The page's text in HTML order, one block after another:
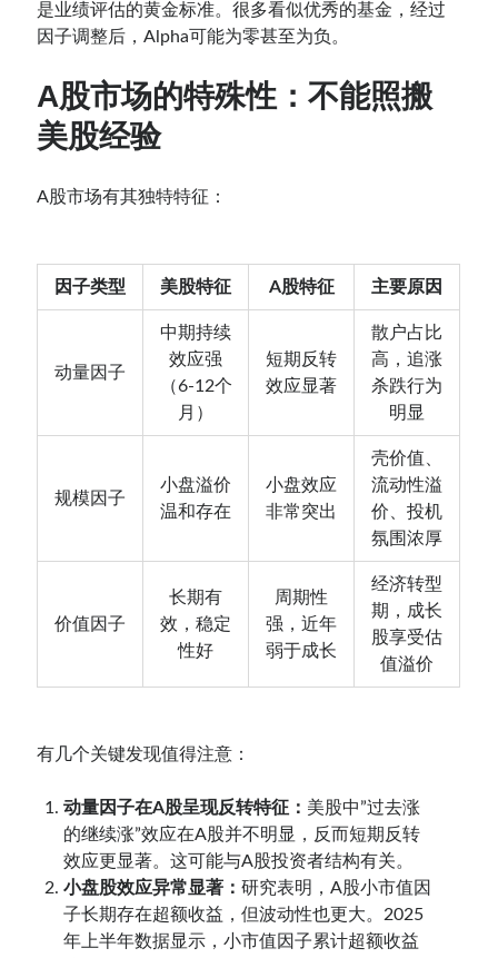
是业绩评估的黄金标准。很多看似优秀的基金，经过
因子调整后，Alpha可能为零甚至为负。
A股市场的特殊性：不能照搬
美股经验
A股市场有其独特特征：
因子类型 美股特征 A股特征 主要原因
动量因子
中期持续
效应强
（6-12个
月）
短期反转
效应显著
散户占比
高，追涨
杀跌行为
明显
规模因子
小盘溢价
温和存在
小盘效应
非常突出
壳价值、
流动性溢
价、投机
氛围浓厚
价值因子
长期有
效，稳定
性好
周期性
强，近年
弱于成长
经济转型
期，成长
股享受估
值溢价
有几个关键发现值得注意：
动量因子在A股呈现反转特征： 美股中”过去涨
的继续涨”效应在A股并不明显，反而短期反转
效应更显著。这可能与A股投资者结构有关。
小盘股效应异常显著：研究表明，A股小市值因
子长期存在超额收益，但波动性也更大。2025
年上半年数据显示，小市值因子累计超额收益